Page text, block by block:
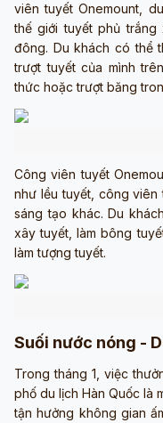
viên tuyết Onemount,
thế giới tuyết phủ
đông. Du khách có thể
trượt tuyết của mình
thức hoặc trượt băng
Công viên tuyết
như lều tuyết, công
sáng tạo khác. Du
xây tuyết, làm bông
làm tượng tuyết.
Suối nước nóng -
Trong tháng 1, việc
phố du lịch Hàn Quốc là
tận hưởng không gian